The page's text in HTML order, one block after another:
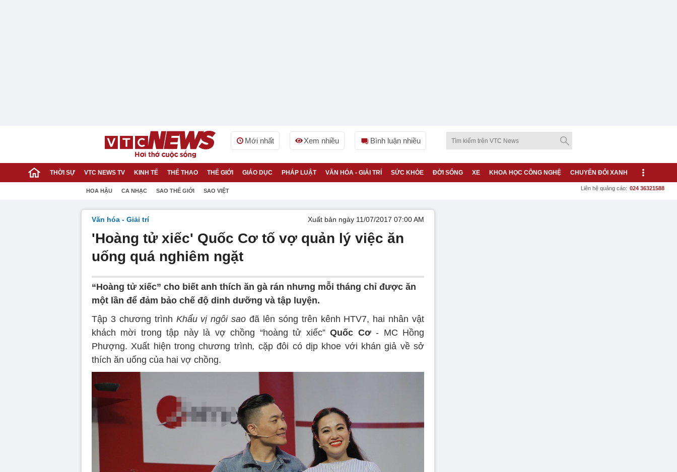
Mới nhất Xem nhiều Bình luận nhiều
THỜI SỰ VTC NEWS TV KINH TẾ THỂ THAO THẾ GIỚI GIÁO DỤC PHÁP LUẬT VĂN HÓA - GIẢI TRÍ SỨC KHỎE ĐỜI SỐNG XE KHOA HỌC CÔNG NGHỆ CHUYỂN ĐỔI XANH
HOA HẬU CA NHẠC SAO THẾ GIỚI SAO VIỆT Liên hệ quảng cáo: 024 36321588
Văn hóa - Giải trí Xuất bản ngày 11/07/2017 07:00 AM
'Hoàng tử xiếc' Quốc Cơ tố vợ quản lý việc ăn
uống quá nghiêm ngặt
“Hoàng tử xiếc” cho biết anh thích ăn gà rán nhưng mỗi tháng chỉ được ăn
một lần để đảm bảo chế độ dinh dưỡng và tập luyện.
Tập 3 chương trình Khẩu vị ngôi sao đã lên sóng trên kênh HTV7, hai nhân vật
khách mời trong tập này là vợ chồng “hoàng tử xiếc”Quốc Cơ- MC Hồng
Phượng. Xuất hiện trong chương trình, cặp đôi có dịp khoe với khán giả về sở
thích ăn uống của hai vợ chồng.